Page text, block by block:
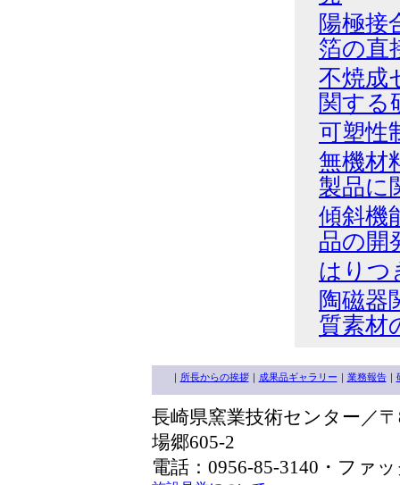
陽極接
箔の直
不焼成
関する
可塑性
無機材
製品に
傾斜機
品の開
はりつ
陶磁器
質素材
所長からの挨拶｜ 成果品ギャラリー 業務報告｜
長崎県窯業技術センター／
場郷605-2
電話：0956-85-3140・ファ